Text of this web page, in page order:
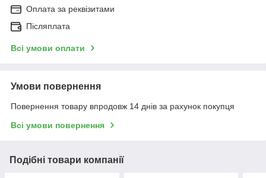
Оплата за реквізитами
Післяплата
Всі умови оплати
Умови повернення
Повернення товару впродовж 14 днів за рахунок покупця
Всі умови повернення
Подібні товари компанії